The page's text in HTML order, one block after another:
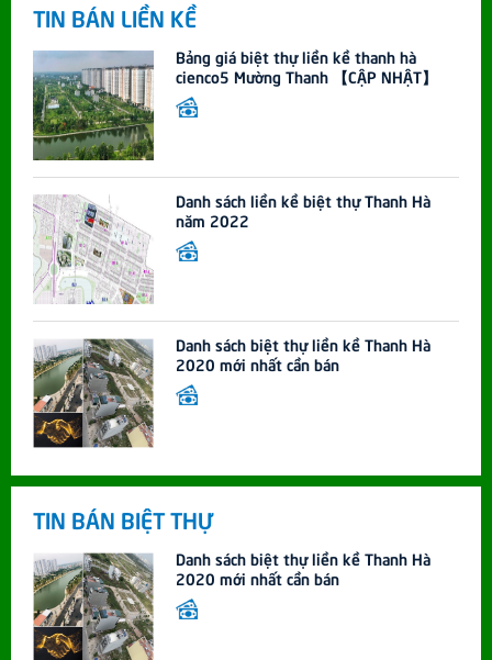
TIN BÁN LIỀN KỀ
Bảng giá biệt thự liền kề thanh hà
cienco5 Mường Thanh 【CẬP NHẬT】
Danh sách liền kề biệt thự Thanh Hà
năm 2022
Danh sách biệt thự liền kề Thanh Hà
2020 mới nhất cần bán
TIN BÁN BIỆT THỰ
Danh sách biệt thự liền kề Thanh Hà
2020 mới nhất cần bán